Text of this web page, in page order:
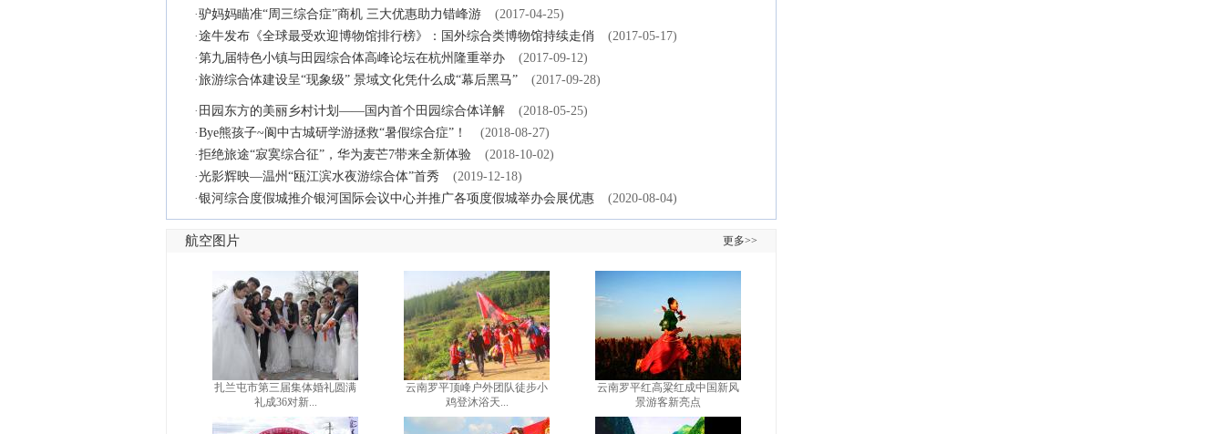
·驴妈妈瞄准“周三综合症”商机 三大优惠助力错峰游
(2017-04-25)
·途牛发布《全球最受欢迎博物馆排行榜》：国外综合类博物馆持续走俏
(2017-05-17)
·第九届特色小镇与田园综合体高峰论坛在杭州隆重举办
(2017-09-12)
·旅游综合体建设呈“现象级” 景域文化凭什么成“幕后黑马” (2017-09-28)
· 田园东方的美丽乡村计划——国内首个田园综合体详解
(2018-05-25)
·Bye熊孩子~阆中古城研学游拯救“暑假综合症”！
(2018-08-27)
·拒绝旅途“寂寞综合征”，华为麦芒7带来全新体验
(2018-10-02)
·光影辉映—温州“瓯江滨水夜游综合体”首秀
(2019-12-18)
·银河综合度假城推介银河国际会议中心并推广各项度假城举办会展优惠 (2020-08-04)
航空图片 更多>>
扎兰屯市第三届集体婚礼圆满
礼成36对新...
云南罗平顶峰户外团队徒步小
鸡登沐浴天...
云南罗平红高粱红成中国新风
景游客新亮点